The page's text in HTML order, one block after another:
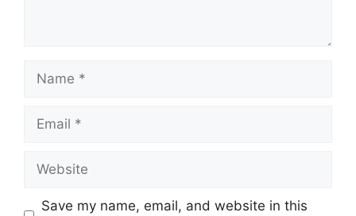
Save my name, email, and website in this